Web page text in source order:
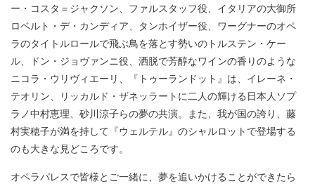
ー・コスタ＝ジャクソン、ファルスタッフ役、イタリアの大御所
ロベルト・デ・カンディア、タンホイザー役、ワーグナーのオペ
ラのタイトルロールで飛ぶ鳥を落とす勢いのトルステン・ケー
ル、ドン・ジョヴァンニ役、洒脱で芳醇なワインの香りのような
ニコラ・ウリヴィエーリ、『トゥーランドット』は、イレーネ・
テオリン、リッカルド・ザネッラートに二人の輝ける日本人ソプ
ラノ中村恵理、砂川涼子らの夢の共演。また、我が国の誇り、藤
村実穂子が満を持して『ウェルテル』のシャルロットで登場する
のも大きな見どころです。
オペラパレスで皆様とご一緒に、夢を追いかけることができたら